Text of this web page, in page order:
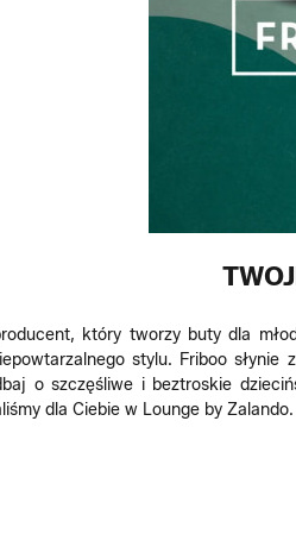
który tworzy buty dla
stylu. Friboo
o szczęśliwe i beztroskie
dla Ciebie w Lounge by Zalando.